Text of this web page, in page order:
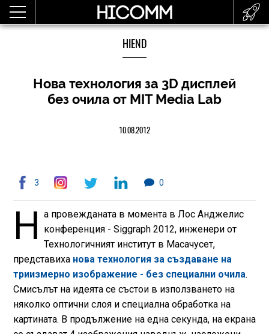
HIEND
Нова технология за 3D дисплей
без очила от MIT Media Lab
10.08.2012
3 0
Н а провежданата в момента в Лос Анджелис
конференция - Siggraph 2012, инженери от
Технологичният институт в Масачусет,
представиха нова технология за създаване на
триизмерно изображение - без специални очила.
Смисълът на идеята се състои в използването на
няколко оптични слоя и специална обработка на
картината. В продължение на една секунда, на екрана